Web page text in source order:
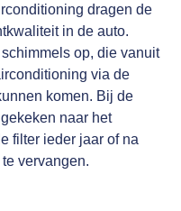
dragen de
in de auto.
op, die vanuit
via de
komen. Bij de
naar het
filter ieder jaar of na
vervangen.